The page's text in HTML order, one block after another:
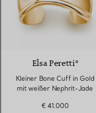
Elsa Peretti®
Kleiner Bone Cuff in Gold
mit weißer Nephrit-Jade
€ 41.000